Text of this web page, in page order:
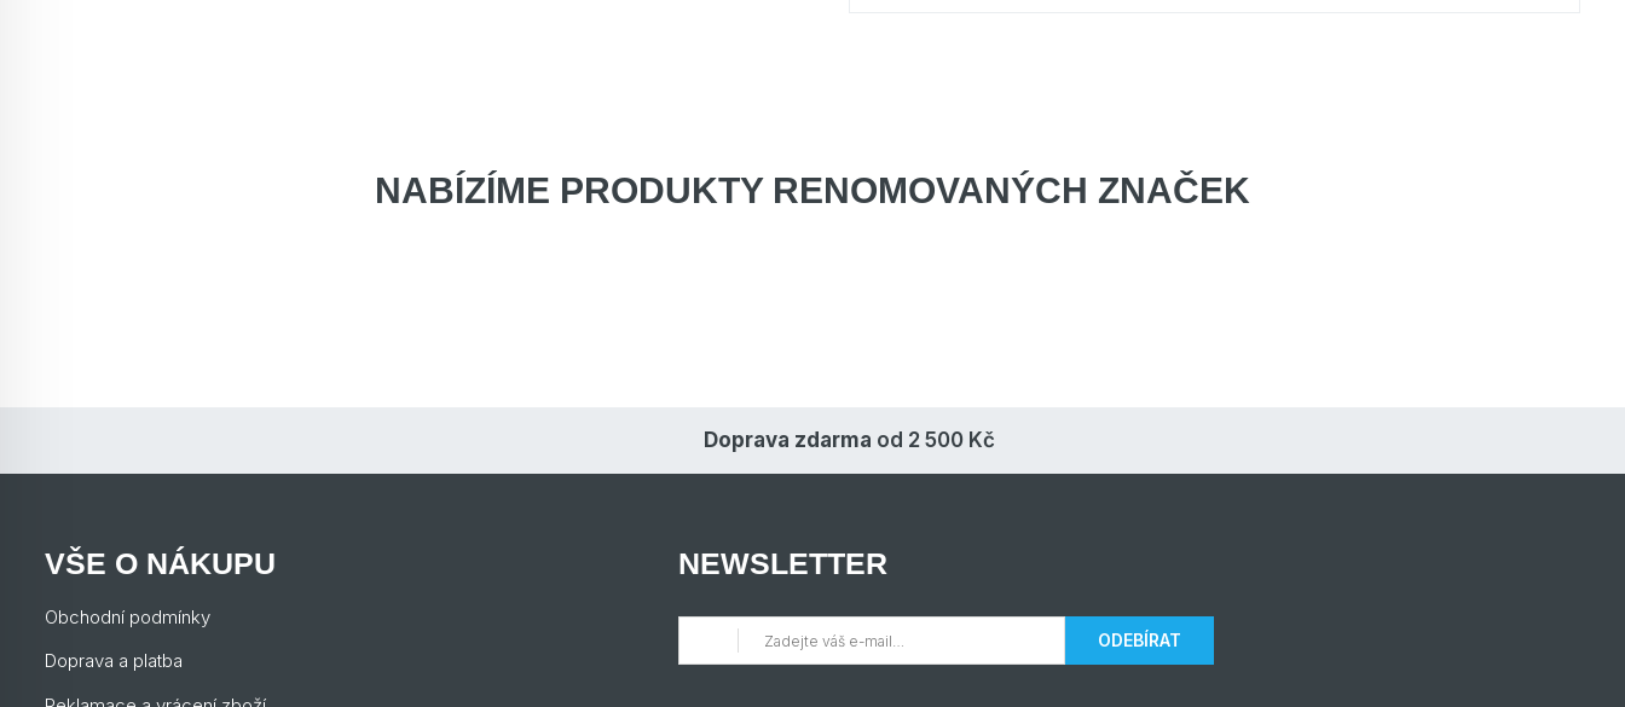
NABÍZÍME PRODUKTY RENOMOVANÝCH ZNAČEK
Doprava zdarma od 2 500 Kč
VŠE O NÁKUPU
Obchodní podmínky
Doprava a platba
NEWSLETTER
ODEBÍRAT